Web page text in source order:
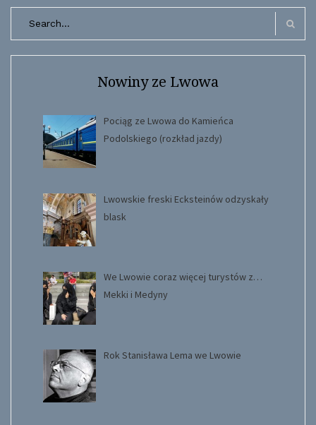
Search
Nowiny ze Lwowa
Pociąg ze Lwowa do Kamieńca
Podolskiego (rozkład jazdy)
Lwowskie freski Ecksteinów odzyskały
blask
We Lwowie coraz więcej turystów z…
Mekki i Medyny
Rok Stanisława Lema we Lwowie